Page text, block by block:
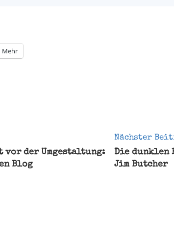
Mehr
vor der Umgestaltung:
Blog
Nächster
Die dunklen
Jim Butcher